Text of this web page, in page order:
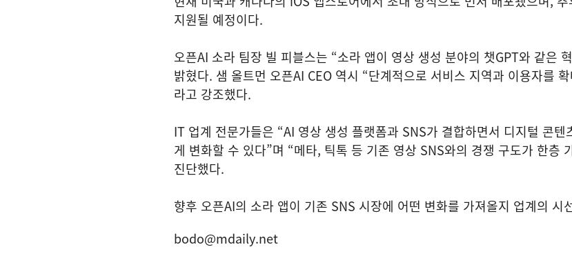
지원될 예정이다.
오픈AI 소라 팀장 빌 피블스는 “소라 앱이 영상 생성 분야의 챗GPT와 같은
밝혔다. 샘 올트먼 오픈AI CEO 역시 “단계적으로 서비스 지역과 이용자를
라고 강조했다.
IT 업계 전문가들은 “AI 영상 생성 플랫폼과 SNS가 결합하면서 디지털 콘텐
게 변화할 수 있다”며 “메타, 틱톡 등 기존 영상 SNS와의 경쟁 구도가 한층
진단했다.
향후 오픈AI의 소라 앱이 기존 SNS 시장에 어떤 변화를 가져올지 업계의 시
bodo@mdaily.net